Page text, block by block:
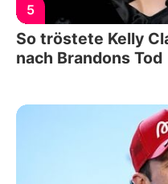
5
So tröstete Kelly
nach Brandons Tod